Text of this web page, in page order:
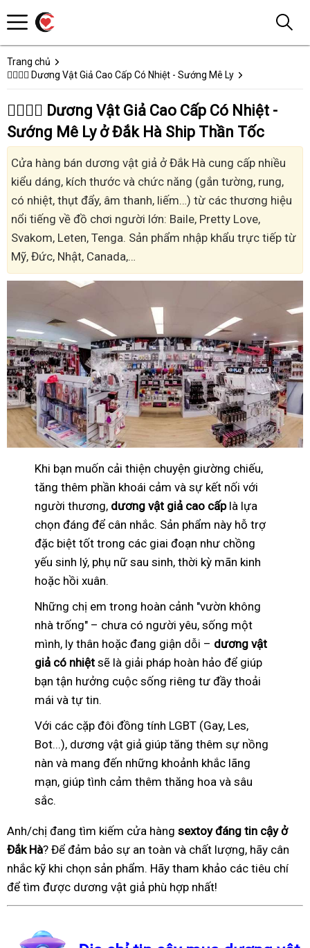
Trang chủ
👩‍❤️‍💋‍👨 Dương Vật Giả Cao Cấp Có Nhiệt - Sướng Mê Ly
👩‍❤️‍💋‍👨 Dương Vật Giả Cao Cấp Có Nhiệt -
Sướng Mê Ly ở Đắk Hà Ship Thần Tốc
Cửa hàng bán dương vật giả ở Đắk Hà cung cấp nhiều
kiểu dáng, kích thước và chức năng (gắn tường, rung,
có nhiệt, thụt đẩy, âm thanh, liếm…) từ các thương hiệu
nổi tiếng về đồ chơi người lớn: Baile, Pretty Love,
Svakom, Leten, Tenga. Sản phẩm nhập khẩu trực tiếp từ
Mỹ, Đức, Nhật, Canada,…
Khi bạn muốn cải thiện chuyện giường chiếu,
tăng thêm phần khoái cảm và sự kết nối với
người thương, dương vật giả cao cấplà lựa
chọn đáng để cân nhắc. Sản phẩm này hỗ trợ
đặc biệt tốt trong các giai đoạn như chồng
yếu sinh lý, phụ nữ sau sinh, thời kỳ mãn kinh
hoặc hồi xuân.
Những chị em trong hoàn cảnh "vườn không
nhà trống" – chưa có người yêu, sống một
mình, ly thân hoặc đang giận dỗi – dương vật
giả có nhiệt sẽ là giải pháp hoàn hảo để giúp
bạn tận hưởng cuộc sống riêng tư đầy thoải
mái và tự tin.
Với các cặp đôi đồng tính LGBT (Gay, Les,
Bot...), dương vật giả giúp tăng thêm sự nồng
nàn và mang đến những khoảnh khắc lãng
mạn, giúp tình cảm thêm thăng hoa và sâu
sắc.
Anh/chị đang tìm kiếm cửa hàng sextoy đáng tin cậy ở
Đắk Hà? Để đảm bảo sự an toàn và chất lượng, hãy cân
nhắc kỹ khi chọn sản phẩm. Hãy tham khảo các tiêu chí
để tìm được dương vật giả phù hợp nhất!